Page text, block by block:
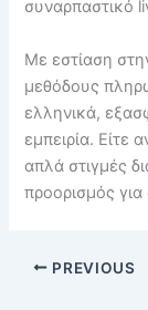
συναρπαστικό
Με εστίαση
μεθόδους
ελληνικά,
εμπειρία. Είτε
απλά στιγμές
προορισμός
PREVIOUS